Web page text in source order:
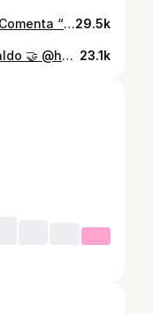
Quer estudar online comigo? 🤔 Comenta “aula” que mando na DM a minha plataforma com toda a matemática gravada do fundamental ao pré-vestibular! 🙌 . . Segue @profheraldo 👈 . . #escola #colegio #filhas #mãe #blumenau29.5k
Quando?🤷‍♂️😂 . Segue @profheraldo 🤝 @heraldo_costa 👈 . . #professor #memes #escola #educação #colegio 23.1k